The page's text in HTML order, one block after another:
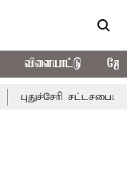
விளையாட்டு
புதுச்சேரி